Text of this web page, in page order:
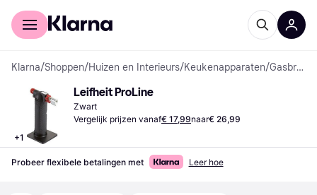
Voor shoppers
Klarna/Shoppen/Huizen en Interieurs/Keukenapparaten/ Gasbranders
+1
Leifheit ProLine
Zwart
Vergelijk prijzen vanaf€ 17,99naar€ 26,99
Probeer flexibele betalingen met Leer hoe